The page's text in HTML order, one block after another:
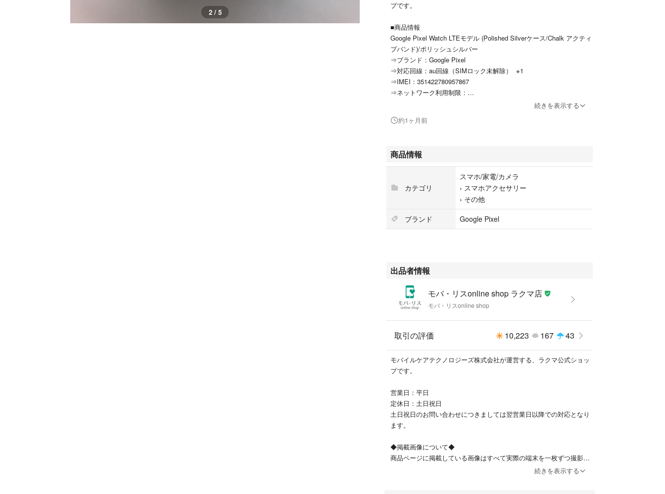
2 / 5
プです。
■商品情報
Google Pixel Watch LTEモデル (Polished Silverケース/Chalk アクティ
ブバンド)/ポリッシュシルバー
⇒ブランド：Google Pixel
⇒対応回線：au回線（SIMロック未解除） ※1
⇒IMEI：351422780957867
⇒ネットワーク利用制限：
⇒【Sグレード】未使用品（新品同様の状態） ※2
⇒電池性能：Android端末に関しては電池性能はわかりかねますのでご
容赦下さい
■付属品
☆★☆★☆ ラクマ公式なので安心 ☆★☆★☆
③不具合があった場合も、発送後30日以内は返品可能（Jグレードを
除く）
④ネットワーク利用制限保証 ※3
■返品・キャンセル・その他お問い合わせについて
プロフィール欄をご確認ください。
こちらの商品はラクマ公式パートナーのモバイルケアテクノロジーズ
※1 格安SIMの利用可否については格安SIM提供各社の動作確認済み端
※2 一部写真に写らないキズ等もございます。グレードの詳細はプロフ
ィールをご確認ください。
※3 検品時にネットワーク制限について確認していますが、万が一制限
がかかってしまった場合はご購入日から2年以内であれば返品可能で
【商品管理番号】202602100521
続きを表示する
約1ヶ月前
商品情報
カテゴリ
スマホ/家電/カメラ
› スマホアクセサリー
› その他
ブランド
Google Pixel
出品者情報
モバ・リスonline shop ラクマ店
モバ・リスonline shop
取引の評価 10,223 167 43
モバイルケアテクノロジーズ株式会社が運営する、ラクマ公式ショッ
プです。
営業日：平日
定休日：土日祝日
土日祝日のお問い合わせにつきましては翌営業日以降での対応となり
ます。
◆掲載画像について◆
商品ページに​​掲載している画像はすべて実際の端末を一枚ずつ撮影し
続きを表示する